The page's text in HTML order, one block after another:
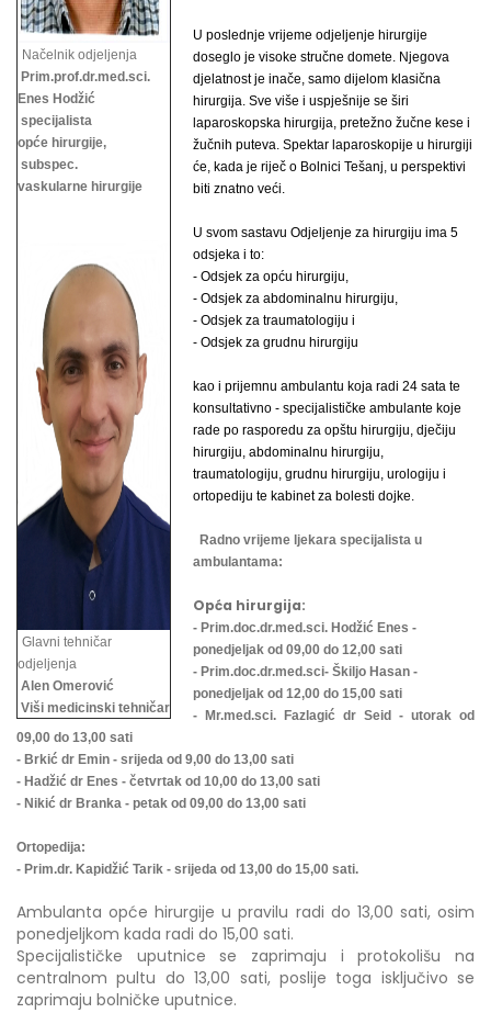
Načelnik odjeljenja
Prim.prof.dr.med.sci.
Enes Hodžić
specijalista
opće hirurgije,
subspec.
vaskularne hirurgije
Glavni tehničar
odjeljenja
Alen Omerović
Viši medicinski tehničar
U poslednje vrijeme odjeljenje hirurgije
doseglo je visoke stručne domete. Njegova
djelatnost je inače, samo dijelom klasična
hirurgija. Sve više i uspješnije se širi
laparoskopska hirurgija, pretežno žučne kese i
žučnih puteva. Spektar laparoskopije u hirurgiji
će, kada je riječ o Bolnici Tešanj, u perspektivi
biti znatno veći.
U svom sastavu Odjeljenje za hirurgiju ima 5
odsjeka i to:
- Odsjek za opću hirurgiju,
- Odsjek za abdominalnu hirurgiju,
- Odsjek za traumatologiju i
- Odsjek za grudnu hirurgiju
kao i prijemnu ambulantu koja radi 24 sata te
konsultativno - specijalističke ambulante koje
rade po rasporedu za opštu hirurgiju, dječiju
hirurgiju, abdominalnu hirurgiju,
traumatologiju, grudnu hirurgiju, urologiju i
ortopediju te kabinet za bolesti dojke.
Radno vrijeme ljekara specijalista u
ambulantama:
Opća hirurgija:
- Prim.doc.dr.med.sci. Hodžić Enes -
ponedjeljak od 09,00 do 12,00 sati
- Prim.doc.dr.med.sci- Škiljo Hasan -
ponedjeljak od 12,00 do 15,00 sati
- Mr.med.sci. Fazlagić dr Seid - utorak od
09,00 do 13,00 sati
- Brkić dr Emin - srijeda od 9,00 do 13,00 sati
- Hadžić dr Enes - četvrtak od 10,00 do 13,00 sati
- Nikić dr Branka - petak od 09,00 do 13,00 sati
Ortopedija:
- Prim.dr. Kapidžić Tarik - srijeda od 13,00 do 15,00 sati.
Ambulanta opće hirurgije u pravilu radi do 13,00 sati, osim
ponedjeljkom kada radi do 15,00 sati.
Specijalističke uputnice se zaprimaju i protokolišu na
centralnom pultu do 13,00 sati, poslije toga isključivo se
zaprimaju bolničke uputnice.